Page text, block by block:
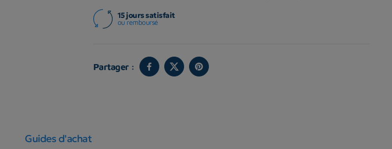
15 jours satisfait
ou remboursé
Partager :
Guides d'achat